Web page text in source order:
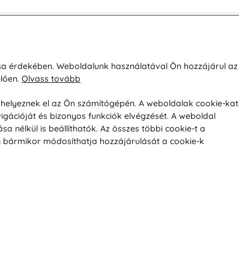
Társaságról
Magánélet
Tanácsadó iroda
érdekében. Weboldalunk használatával Ön hozzájárul az
Olvass tovább
el az Ön számítógépén. A weboldalak cookie-kat
és bizonyos funkciók elvégzését. A weboldal
nélkül is beállíthatók. Az összes többi cookie-t a
bármikor módosíthatja hozzájárulását a cookie-k